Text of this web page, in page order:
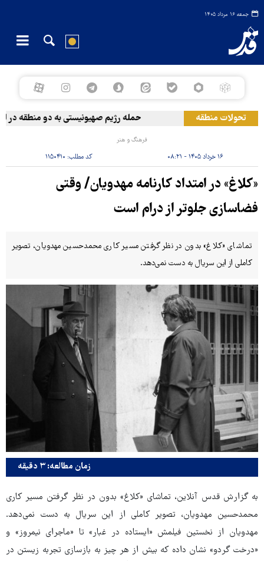
جمعه ۱۶ مرداد ۱۴۰۵
تحولات منطقه حمله رژیم صهیونیستی به دو منطقه در
فرهنگ و هنر
۱۶ خرداد ۱۴۰۵ - ۰۸:۲۱ کد مطلب: ۱۱۵۰۴۱۰
«کلاغ» در امتداد کارنامه‌ مهدویان/ وقتی
فضاسازی جلوتر از درام است
تماشای «کلاغ» بدون در نظر گرفتن مسیر کاری محمدحسین مهدویان، تصویر
کاملی از این سریال به دست نمی‌دهد.
زمان مطالعه: ۳ دقیقه
به گزارش قدس آنلاین، تماشای «کلاغ» بدون در نظر گرفتن مسیر کاری
محمدحسین مهدویان، تصویر کاملی از این سریال به دست نمی‌دهد.
مهدویان از نخستین فیلمش «ایستاده در غبار» تا «ماجرای نیمروز» و
«درخت گردو» نشان داده که بیش از هر چیز به بازسازی تجربه‌ زیستن در